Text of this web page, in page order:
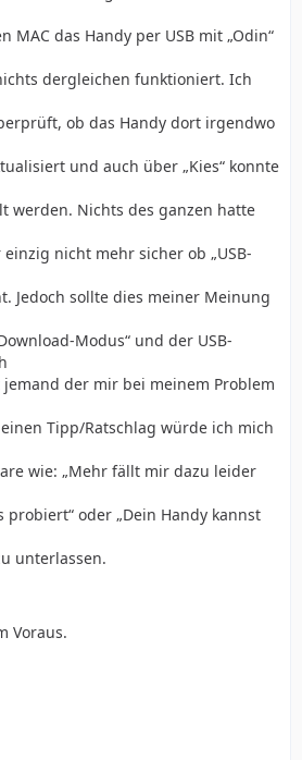
MAC das Handy per USB mit „Odin“
dergleichen funktioniert. Ich
ob das Handy dort irgendwo
und auch über „Kies“ konnte
werden. Nichts des ganzen hatte
nicht mehr sicher ob „USB-
Jedoch sollte dies meiner Meinung
Modus“ und der USB-
der mir bei meinem Problem
Tipp/Ratschlag würde ich mich
wie: „Mehr fällt mir dazu leider
probiert“ oder „Dein Handy kannst
unterlassen.
Voraus.